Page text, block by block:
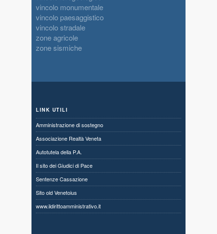
vincolo monumentale
vincolo paesaggistico
vincolo stradale
zone agricole
zone sismiche
LINK UTILI
Amministrazione di sostegno
Associazione Realtà Veneta
Autotutela della P.A.
Il sito dei Giudici di Pace
Sentenze Cassazione
Sito old Venetoius
www.ildirittoamministrativo.it